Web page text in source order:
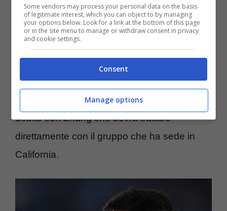
gruppo Suning dovrà restituire tutto.
In caso contrario,
prendere il club in pegno da maggio 2024
L’alternativa è un rifinanziamento di questo
debito con Zhang che dovrà trattare
direttamente con il gruppo che ha sede in
California.
Some vendors may process your personal data on the basis
of legitimate interest, which you can object to by managing
your options below. Look for a link at the bottom of this page
or in the site menu to manage or withdraw consent in privacy
and cookie settings.
Consent
Manage options